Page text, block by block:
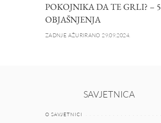
POKOJNIKA DA TE GRLI? – 5
OBJAŠNJENJA
ZADNJE AŽURIRANO 29.09.2024.
SAVJETNICA
O SAVJETNICI